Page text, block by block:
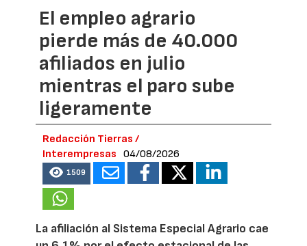
El empleo agrario
pierde más de 40.000
afiliados en julio
mientras el paro sube
ligeramente
Redacción Tierras /
Interempresas
04/08/2026
1509
La afiliación al Sistema Especial Agrario cae